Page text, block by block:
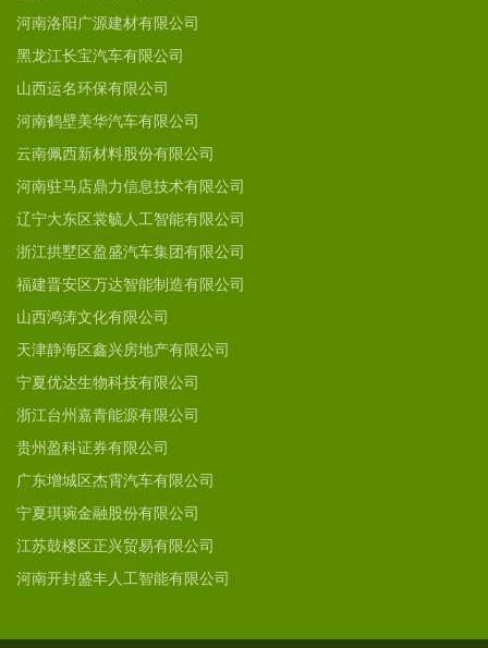
河南洛阳广源建材有限公司
黑龙江长宝汽车有限公司
山西运名环保有限公司
河南鹤壁美华汽车有限公司
云南佩西新材料股份有限公司
河南驻马店鼎力信息技术有限公司
辽宁大东区裳毓人工智能有限公司
浙江拱墅区盈盛汽车集团有限公司
福建晋安区万达智能制造有限公司
山西鸿涛文化有限公司
天津静海区鑫兴房地产有限公司
宁夏优达生物科技有限公司
浙江台州嘉青能源有限公司
贵州盈科证券有限公司
广东增城区杰霄汽车有限公司
宁夏琪琬金融股份有限公司
江苏鼓楼区正兴贸易有限公司
河南开封盛丰人工智能有限公司